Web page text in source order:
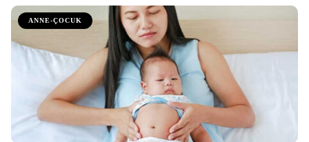
ANNE-ÇOCUK